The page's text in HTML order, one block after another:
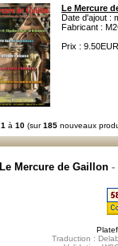
Le Mercure
Date d'ajout :
Fabricant :
Prix : 9.50EUR
1 à 10 (sur185 nouveaux
Le Mercure de Gaillon -
Traduction :